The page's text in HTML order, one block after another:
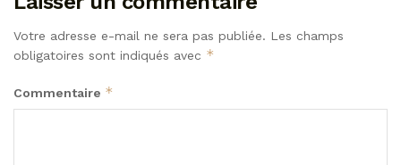
Votre adresse e-mail ne sera pas publiée. Les champs
obligatoires sont indiqués avec *
Commentaire *